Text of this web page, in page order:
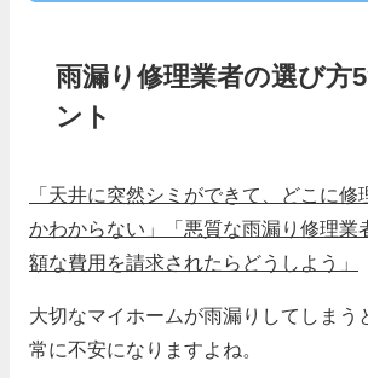
雨漏り修理業者の選び方
ント
「天井に突然シミができて、どこに修
かわからない」
「悪質な雨漏り修理
額な費用を請求されたらどうしよう」
大切なマイホームが雨漏りしてしまう
常に不安になりますよね。